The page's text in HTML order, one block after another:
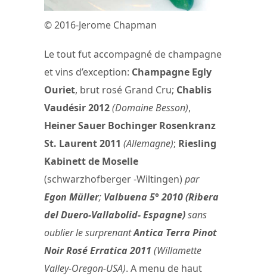
© 2016-Jerome Chapman
Le tout fut accompagné de champagne
et vins d’exception: Champagne Egly
Ouriet, brut rosé Grand Cru; Chablis
Vaudésir 2012(Domaine Besson),
Heiner Sauer Bochinger Rosenkranz
St. Laurent 2011 (Allemagne); Riesling
Kabinett de Moselle
(schwarzhofberger -Wiltingen) par
Egon Müller; Valbuena 5° 2010(Ribera
del Duero-Vallabolid- Espagne)sans
oublier le surprenantAntica Terra Pinot
Noir Rosé Erratica 2011 (Willamette
Valley-Oregon-USA). A menu de haut